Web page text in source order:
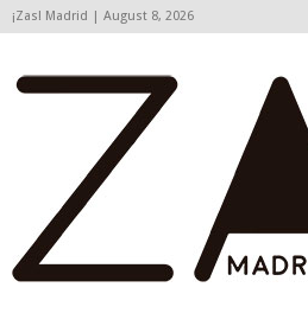
¡Zas! Madrid | August 8, 2026